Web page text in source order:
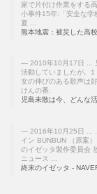
家で片付け作業をする
小事件15年:「安全な学
夏 ...
熊本地震：被災した高
2010年10月17日 ...
活動していましたが､
女の伸びのある歌声は
けんの番.
児島未散は今、どんな
2016年10月25日 ...
イン BUNBUN （原案
のイゼッタ製作委員会
ニュース ...
終末のイゼッタ -